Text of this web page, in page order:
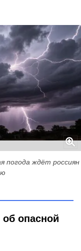
погода ждёт россиян
опасной